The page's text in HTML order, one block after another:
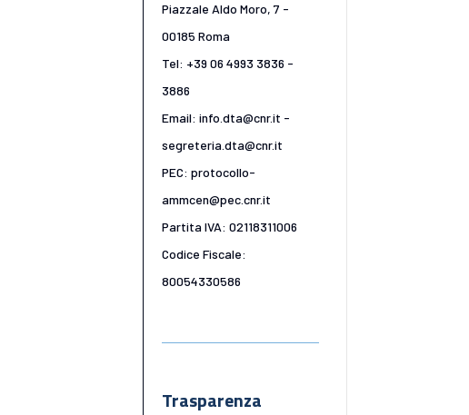
Piazzale Aldo Moro, 7 -
00185 Roma
Tel: +39 06 4993 3836 -
3886
Email: info.dta@cnr.it -
segreteria.dta@cnr.it
PEC: protocollo-
ammcen@pec.cnr.it
Partita IVA: 02118311006
Codice Fiscale:
80054330586
Trasparenza